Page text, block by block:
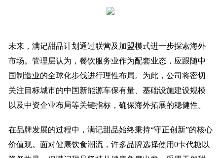
未来，满记甜品计划通过联营及加盟模式进一步探索海外
市场。管理层认为，餐饮服务业作为配套业态，应跟随中
国制造业的全球化步伐进行理性布局。为此，公司将密切
关注目标城市的中国新能源车保有量、基础设施建设规模
以及中资企业布局等关键指标，确保海外拓展的稳健性。
在品牌发展的过程中，满记甜品始终秉持“守正创新”的核心
价值观。面对健康饮食潮流，许多品牌选择使用0卡代糖以